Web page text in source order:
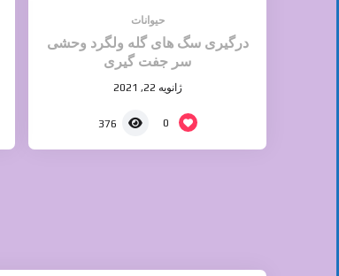
حیوانات
درگیری سگ های گله ولگرد وحشی
سر جفت گیری
ژانویه 22, 2021
0
376